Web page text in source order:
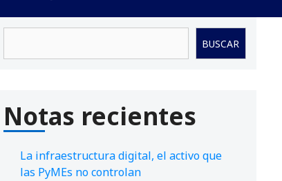
BUSCAR
Notas recientes
La infraestructura digital, el activo que
las PyMEs no controlan